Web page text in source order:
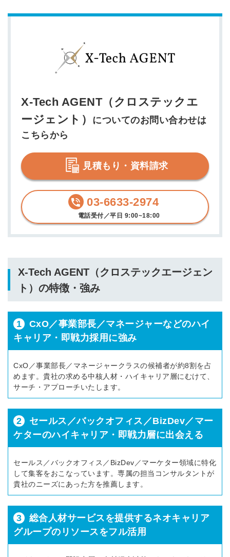
X-Tech AGENT（クロステックエ
ージェント）
についてのお問い合わせは
こちらから
見積もり・資料請求
03-6633-2974
電話受付／平日 9:00~18:00
X-Tech AGENT（クロステックエージェン
ト）の特徴・強み
1
CxO／事業部長／マネージャーなどのハイ
キャリア・即戦力採用に強み
CxO／事業部長／マネージャークラスの候補者が約8割を占
めます。貴社の求める中核人材・ハイキャリア層にむけて、
サーチ・アプローチいたします。
2
セールス／バックオフィス／BizDev／マー
ケターのハイキャリア・即戦力層に出会える
セールス／バックオフィス／BizDev／マーケター領域に特化
して集客をおこなっています。専属の担当コンサルタントが
貴社のニーズにあった方を推薦します。
3
総合人材サービスを提供するネオキャリア
グループのリソースをフル活用
要です。
簡単10秒！無料会員登録
採用課題の解決、新しい採用の
取り組みなどを取材したインタ
採用にまつわる独自の調査レポ